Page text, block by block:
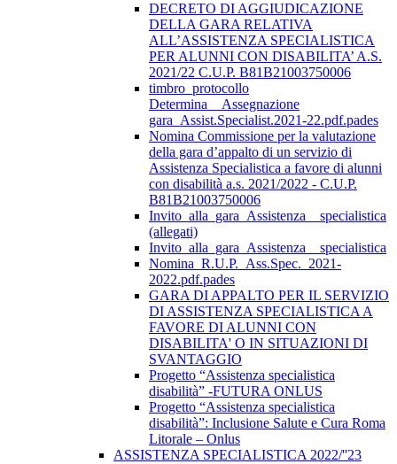
DECRETO DI AGGIUDICAZIONE
DELLA GARA RELATIVA
ALL’ASSISTENZA SPECIALISTICA
PER ALUNNI CON DISABILITA’ A.S.
2021/22 C.U.P. B81B21003750006
timbro_protocollo
Determina__Assegnazione
gara_Assist.Specialist.2021-22.pdf.pades
Nomina Commissione per la valutazione
della gara d’appalto di un servizio di
Assistenza Specialistica a favore di alunni
con disabilità a.s. 2021/2022 - C.U.P.
B81B21003750006
Invito_alla_gara_Assistenza__specialistica
(allegati)
Invito_alla_gara_Assistenza__specialistica
Nomina_R.U.P._Ass.Spec._2021-
2022.pdf.pades
GARA DI APPALTO PER IL SERVIZIO
DI ASSISTENZA SPECIALISTICA A
FAVORE DI ALUNNI CON
DISABILITA' O IN SITUAZIONI DI
SVANTAGGIO
Progetto “Assistenza specialistica
disabilità” -FUTURA ONLUS
Progetto “Assistenza specialistica
disabilità”: Inclusione Salute e Cura Roma
Litorale – Onlus
ASSISTENZA SPECIALISTICA 2022/''23